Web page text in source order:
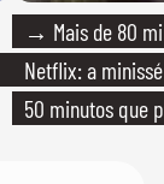
→ Mais de 80
Netflix: a
50 minutos que